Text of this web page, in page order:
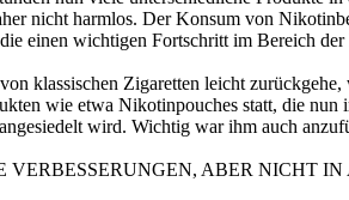
nicht harmlos. Der Konsum von
einen wichtigen Fortschritt im Bereich
klassischen Zigaretten leicht
wie etwa Nikotinpouches statt, die nun
wird. Wichtig war ihm auch
VERBESSERUNGEN, ABER NICHT